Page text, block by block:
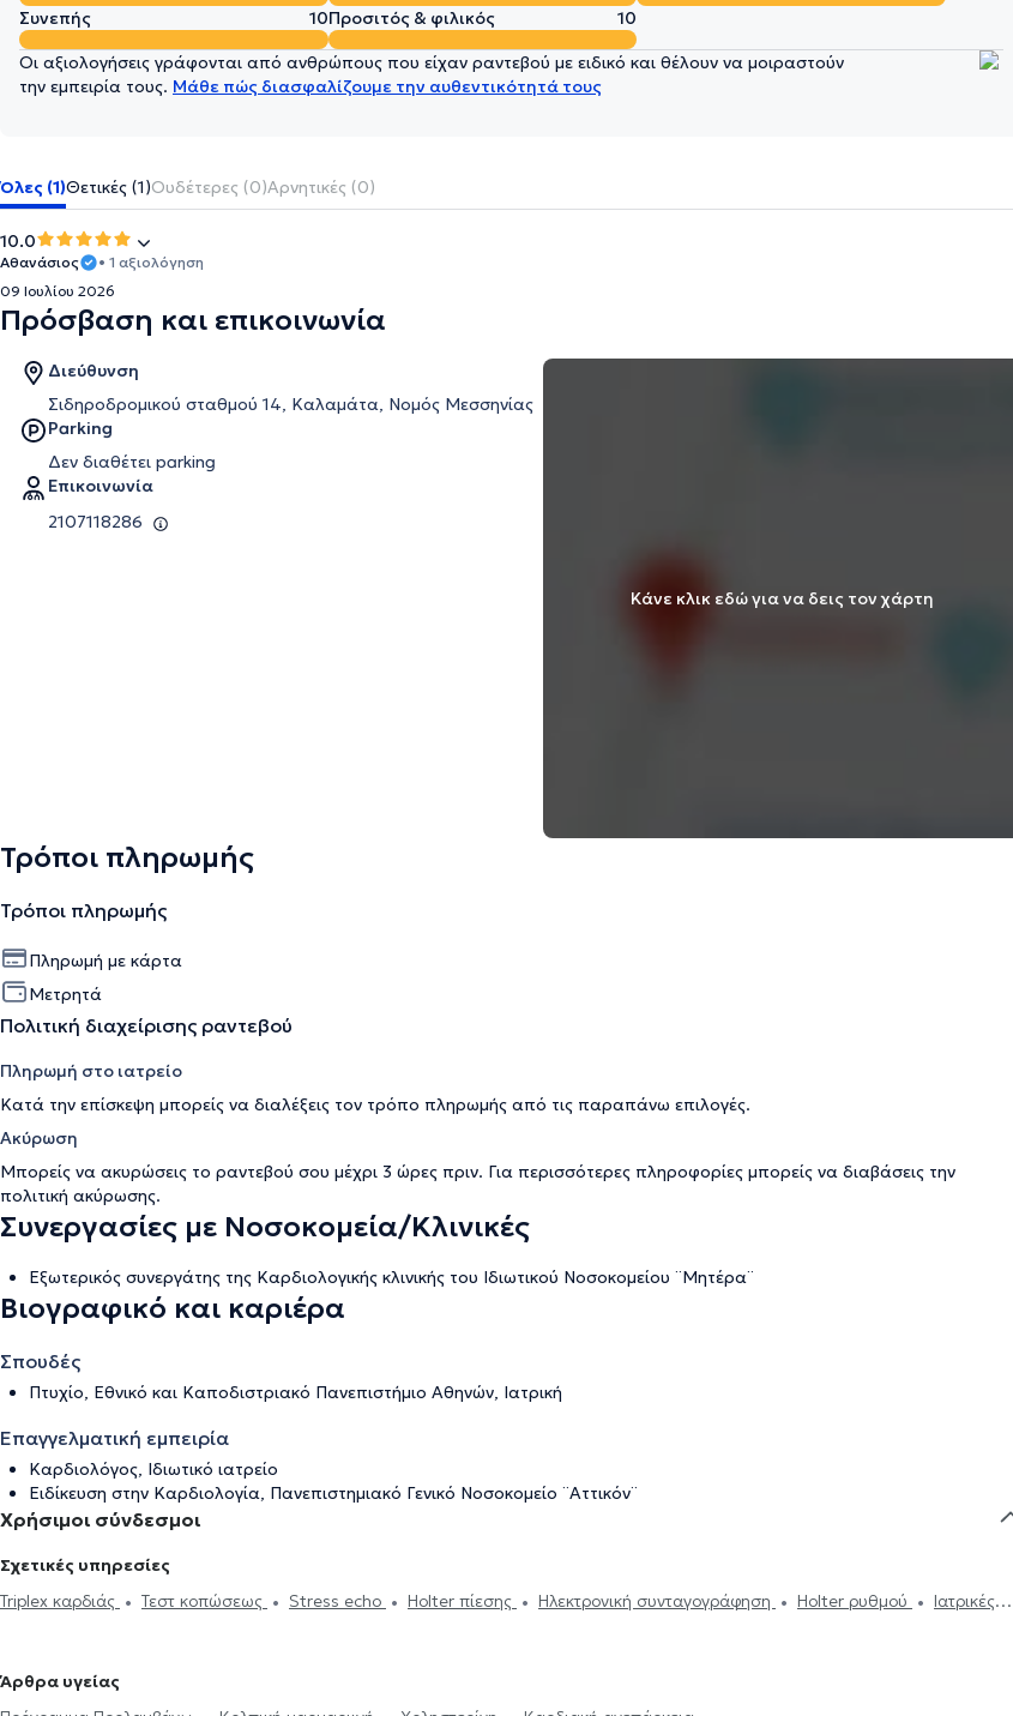
Συνεπής
10Προσιτός & φιλικός 10
Οι αξιολογήσεις γράφονται από ανθρώπους που είχαν ραντεβού με ειδικό και θέλουν να μοιραστούν
την εμπειρία τους. Μάθε πώς διασφαλίζουμε την αυθεντικότητά τους
Όλες (1)Θετικές (1)Ουδέτερες (0)Αρνητικές (0)
10.0
Αθανάσιος
• 1 αξιολόγηση
09 Ιουλίου 2026
Πρόσβαση και επικοινωνία
Διεύθυνση
Σιδηροδρομικού σταθμού 14, Καλαμάτα, Νομός Μεσσηνίας
Parking
Δεν διαθέτει parking
Επικοινωνία
2107118286
Κάνε κλικ εδώ για να δεις τον χάρτη
Τρόποι πληρωμής
Τρόποι πληρωμής
Πληρωμή με κάρτα
Μετρητά
Πολιτική διαχείρισης ραντεβού
Πληρωμή στο ιατρείο
Κατά την επίσκεψη μπορείς να διαλέξεις τον τρόπο πληρωμής από τις παραπάνω επιλογές.
Ακύρωση
Μπορείς να ακυρώσεις το ραντεβού σου μέχρι 3 ώρες πριν. Για περισσότερες πληροφορίες μπορείς να διαβάσεις την
πολιτική ακύρωσης.
Συνεργασίες με Νοσοκομεία/Κλινικές
Εξωτερικός συνεργάτης της Καρδιολογικής κλινικής του Ιδιωτικού Νοσοκομείου ¨Μητέρα¨
Βιογραφικό και καριέρα
Σπουδές
Πτυχίο, Εθνικό και Καποδιστριακό Πανεπιστήμιο Αθηνών, Ιατρική
Επαγγελματική εμπειρία
Καρδιολόγος, Ιδιωτικό ιατρείο
Ειδίκευση στην Καρδιολογία, Πανεπιστημιακό Γενικό Νοσοκομείο ¨Αττικόν¨
Χρήσιμοι σύνδεσμοι
Σχετικές υπηρεσίες
Triplex καρδιάς
Τεστ κοπώσεως Stress echo Holter πίεσης Ηλεκτρονική συνταγογράφηση Holter ρυθμού
Ιατρικές
Βηματοδότης
Άρθρα υγείας